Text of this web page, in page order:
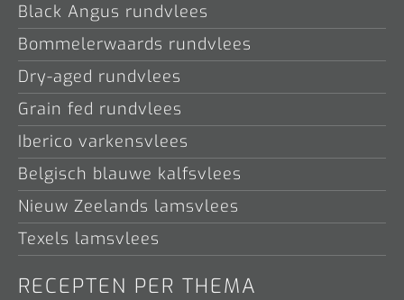
Black Angus rundvlees
Bommelerwaards rundvlees
Dry-aged rundvlees
Grain fed rundvlees
Iberico varkensvlees
Belgisch blauwe kalfsvlees
Nieuw Zeelands lamsvlees
Texels lamsvlees
RECEPTEN PER THEMA